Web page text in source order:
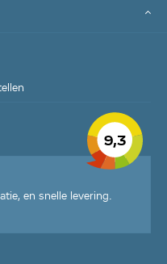
9,3
en snelle levering.